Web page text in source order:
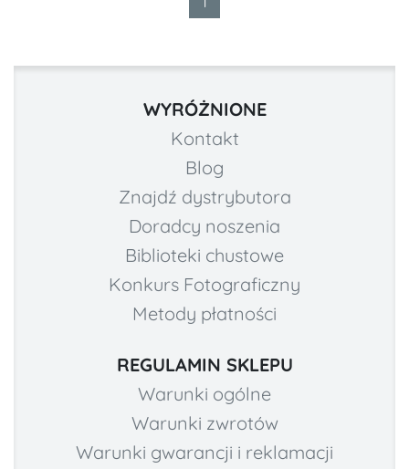
WYRÓŻNIONE
Kontakt
Blog
Znajdź dystrybutora
Doradcy noszenia
Biblioteki chustowe
Konkurs Fotograficzny
Metody płatności
REGULAMIN SKLEPU
Warunki ogólne
Warunki zwrotów
Warunki gwarancji i reklamacji